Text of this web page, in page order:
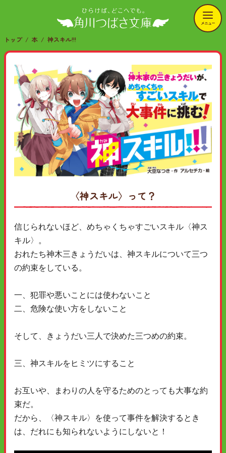
メニュー
トップ 本 神スキル!!!
〈神スキル〉って？
信じられないほど、めちゃくちゃすごいスキル〈神ス
キル〉。
おれたち神木三きょうだいは、神スキルについて三つ
の約束をしている。
一、犯罪や悪いことには使わないこと
二、危険な使い方をしないこと
そして、きょうだい三人で決めた三つめの約束。
三、神スキルをヒミツにすること
お互いや、まわりの人を守るためのとっても大事な約
束だ。
だから、〈神スキル〉を使って事件を解決するとき
は、だれにも知られないようにしないと！